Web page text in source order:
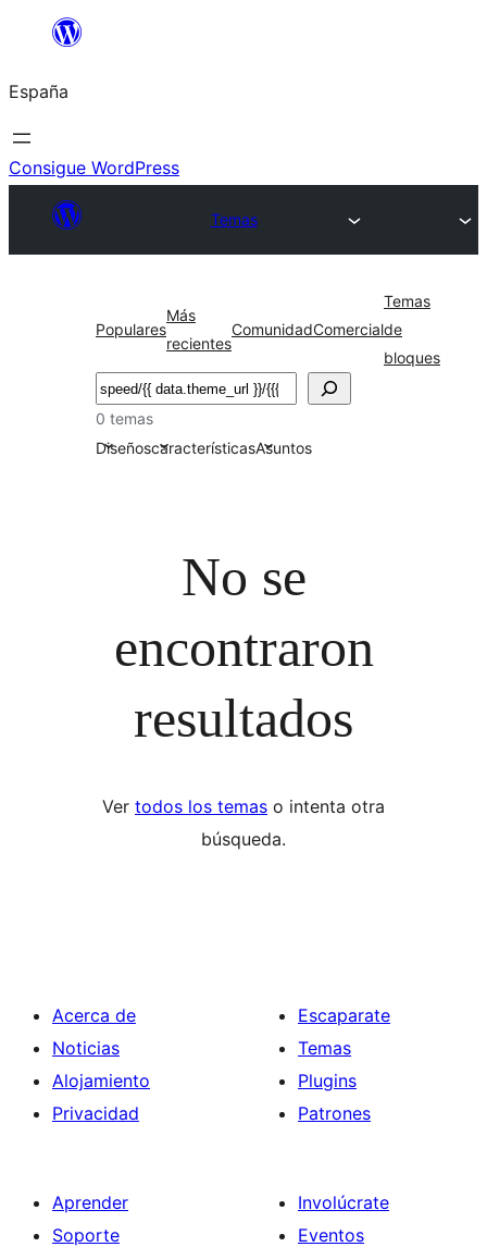
Saltar
contenido
España
Consigue WordPress
Temas
Populares
Más
recientes
ComunidadComercial
Temas
de
bloques
Buscar
0 temas
DiseñoscaracterísticasAsuntos
No se
encontraron
resultados
Ver todos los temas o intenta otra
búsqueda.
Acerca de
Noticias
Alojamiento
Privacidad
Escaparate
Temas
Plugins
Patrones
Aprender
Soporte
Involúcrate
Eventos